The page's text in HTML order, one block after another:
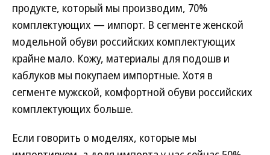
продукте, который мы производим, 70%
комплектующих — импорт. В сегменте женской
модельной обуви российских комплектующих
крайне мало. Кожу, материалы для подошв и
каблуков мы покупаем импортные. Хотя в
сегменте мужской, комфортной обуви российских
комплектующих больше.
Если говорить о моделях, которые мы